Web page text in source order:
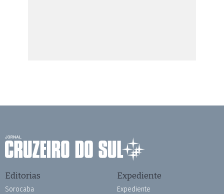
Editorias
Sorocaba
Expediente
Expediente